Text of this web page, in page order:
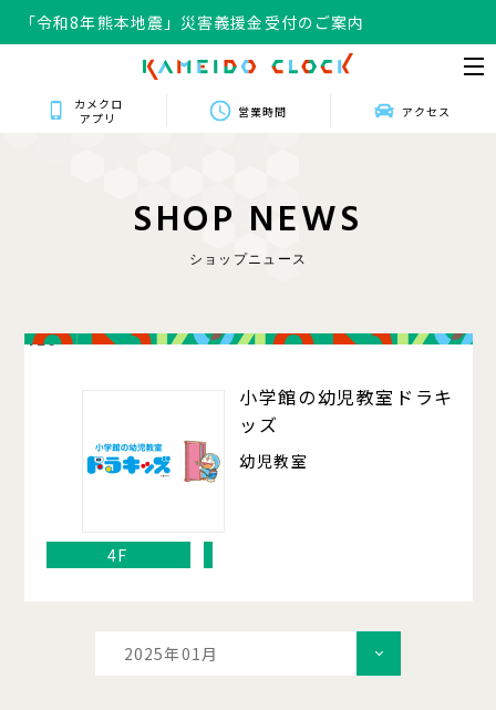
「令和8年熊本地震」災害義援金受付のご案内
カメクロ
アプリ
営業時間 アクセス
SHOP NEWS
ショップニュース
420
小学館の幼児教室ドラキ
ッズ
幼児教室
4F
2025年01月